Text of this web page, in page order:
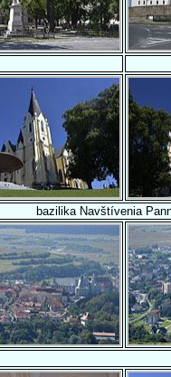
bazilika Navštívenia